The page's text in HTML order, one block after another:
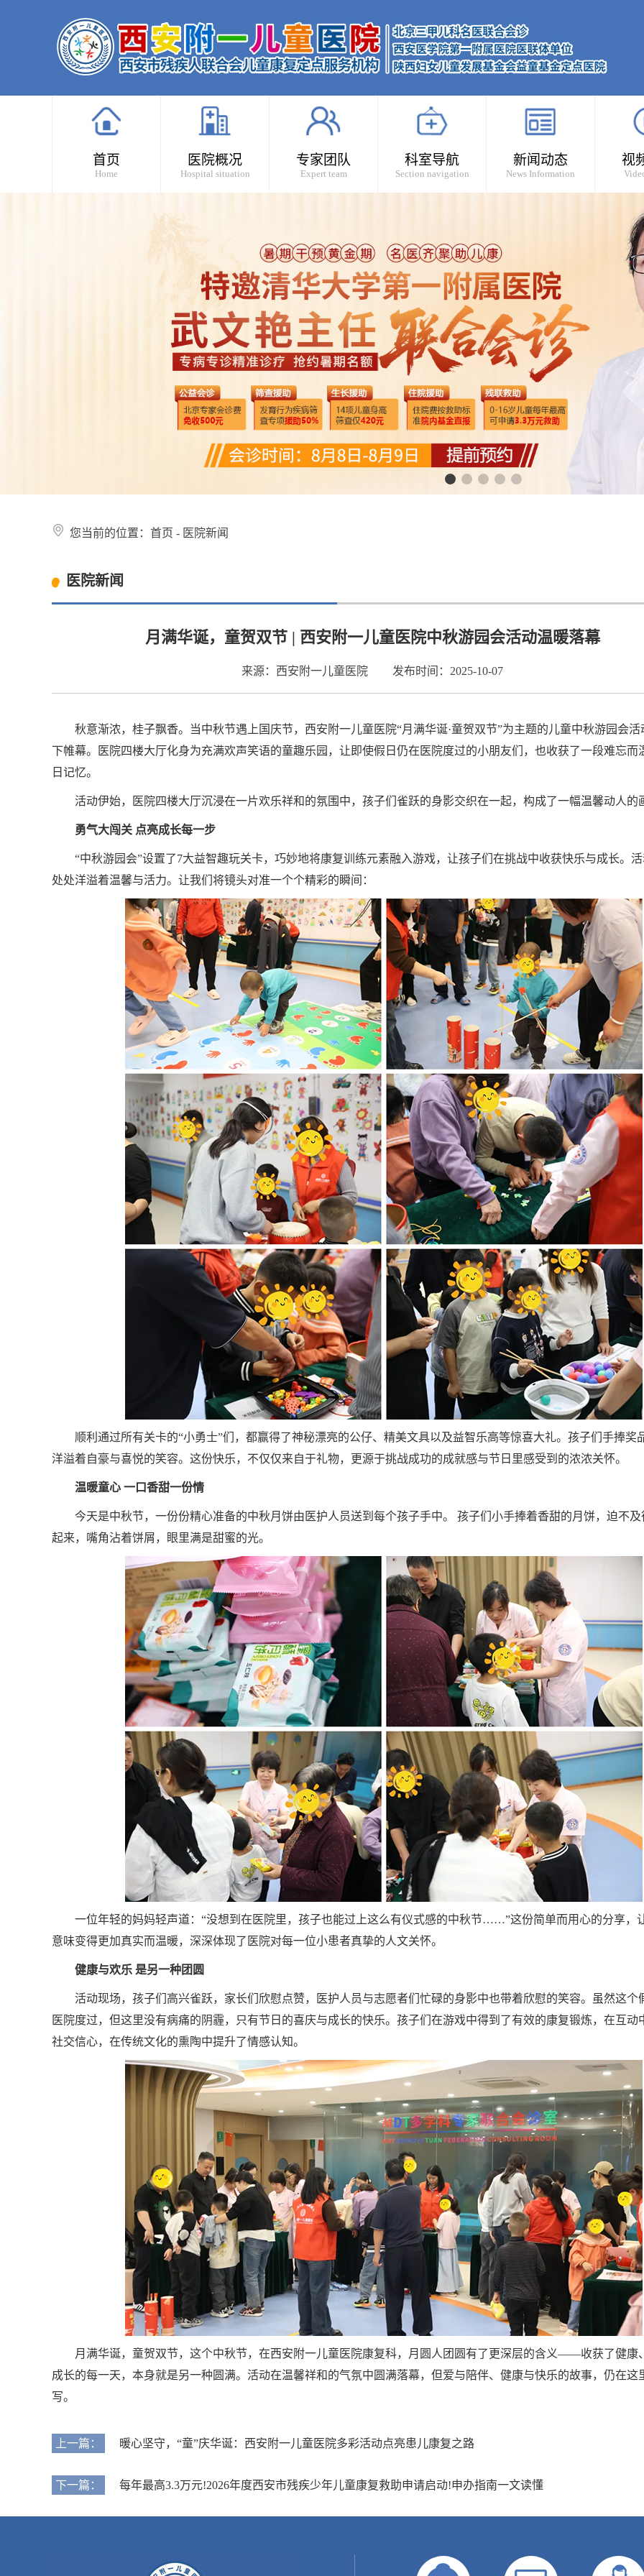
首页
Home
医院概况
Hospital situation
专家团队
Expert team
科室导航
Section navigation
新闻动态
News Information
视
您当前的位置： 首页 - 医院新闻
医院新闻
月满华诞，童贺双节 | 西安附一儿童医院中秋游园会活动温暖落幕
来源：西安附一儿童医院 发布时间：2025-10-07
秋意渐浓，桂子飘香。当中秋节遇上国庆节，西安附一儿童医院“月满华诞·童贺双节”为主题的儿童中秋游园会活
下帷幕。医院四楼大厅化身为充满欢声笑语的童趣乐园，让即使假日仍在医院度过的小朋友们，也收获了一段难忘而
日记忆。
活动伊始，医院四楼大厅沉浸在一片欢乐祥和的氛围中，孩子们雀跃的身影交织在一起，构成了一幅温馨动人的
勇气大闯关 点亮成长每一步
“中秋游园会”设置了7大益智趣玩关卡，巧妙地将康复训练元素融入游戏，让孩子们在挑战中收获快乐与成长。
处处洋溢着温馨与活力。让我们将镜头对准一个个精彩的瞬间：
顺利通过所有关卡的“小勇士”们，都赢得了神秘漂亮的公仔、精美文具以及益智乐高等惊喜大礼。孩子们手捧奖
洋溢着自豪与喜悦的笑容。这份快乐，不仅仅来自于礼物，更源于挑战成功的成就感与节日里感受到的浓浓关怀。
温暖童心 一口香甜一份情
今天是中秋节，一份份精心准备的中秋月饼由医护人员送到每个孩子手中。 孩子们小手捧着香甜的月饼，迫不
起来，嘴角沾着饼屑，眼里满是甜蜜的光。
一位年轻的妈妈轻声道：“没想到在医院里，孩子也能过上这么有仪式感的中秋节……”这份简单而用心的分享，
意味变得更加真实而温暖，深深体现了医院对每一位小患者真挚的人文关怀。
健康与欢乐 是另一种团圆
活动现场，孩子们高兴雀跃，家长们欣慰点赞，医护人员与志愿者们忙碌的身影中也带着欣慰的笑容。虽然这个
医院度过，但这里没有病痛的阴霾，只有节日的喜庆与成长的快乐。孩子们在游戏中得到了有效的康复锻炼，在互动
社交信心，在传统文化的熏陶中提升了情感认知。
月满华诞，童贺双节，这个中秋节，在西安附一儿童医院康复科，月圆人团圆有了更深层的含义——收获了健康
成长的每一天，本身就是另一种圆满。活动在温馨祥和的气氛中圆满落幕，但爱与陪伴、健康与快乐的故事，仍在这
写。
上一篇： 暖心坚守，“童”庆华诞：西安附一儿童医院多彩活动点亮患儿康复之路
下一篇： 每年最高3.3万元!2026年度西安市残疾少年儿童康复救助申请启动!申办指南一文读懂